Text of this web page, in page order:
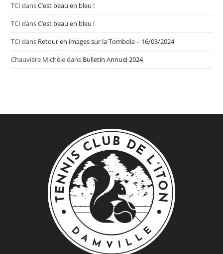
TCI dansC’est beau en bleu !
TCI dansC’est beau en bleu !
TCI dans Retour en images sur la Tombola – 16/03/2024
Chauvière Michèledans Bulletin Annuel 2024